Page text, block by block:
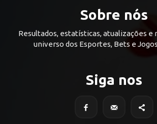
Sobre nós
Resultados, estatísticas, atualizações e
universo dos Esportes, Bets e
Siga nos